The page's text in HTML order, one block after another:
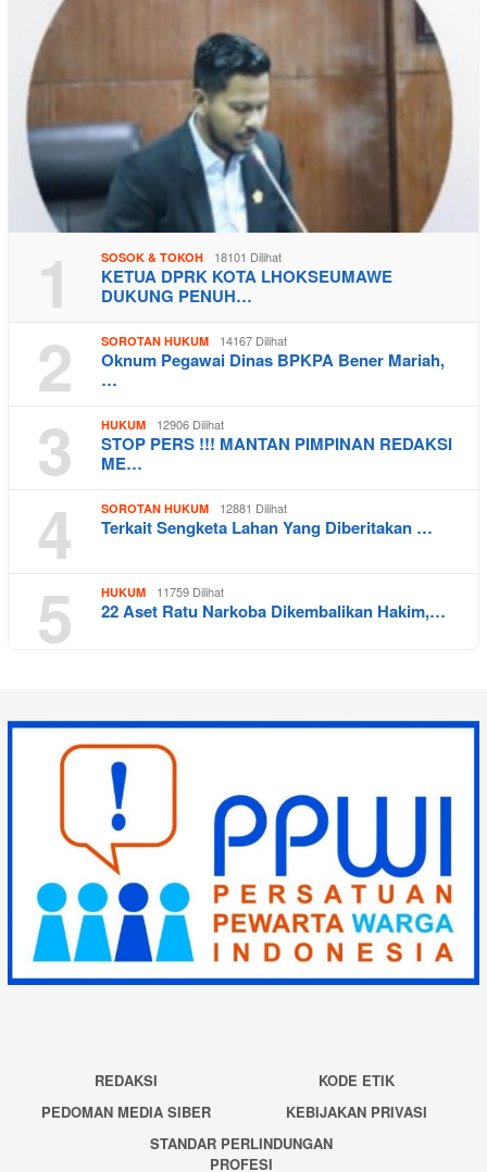
1 SOSOK & TOKOH 18101 Dilihat
KETUA DPRK KOTA LHOKSEUMAWE
DUKUNG PENUH…
2 SOROTAN HUKUM 14167 Dilihat
Oknum Pegawai Dinas BPKPA Bener Mariah,
…
3 HUKUM 12906 Dilihat
STOP PERS !!! MANTAN PIMPINAN REDAKSI
ME…
4 SOROTAN HUKUM 12881 Dilihat
Terkait Sengketa Lahan Yang Diberitakan …
5 HUKUM 11759 Dilihat
22 Aset Ratu Narkoba Dikembalikan Hakim,…
REDAKSI
KODE ETIK
PEDOMAN MEDIA SIBER
KEBIJAKAN PRIVASI
STANDAR PERLINDUNGAN
PROFESI